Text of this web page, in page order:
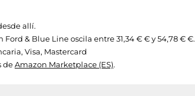
allí.
& Blue Line oscila entre 31,34 € € y 54,78 € €.
Visa, Mastercard
deAmazon Marketplace (ES).